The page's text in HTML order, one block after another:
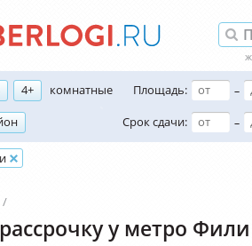
4+
комнатные
Площадь:
–
Срок сдачи:
–
у метро Фили